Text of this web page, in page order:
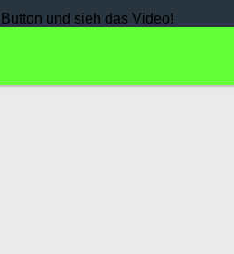
und sieh das Video!